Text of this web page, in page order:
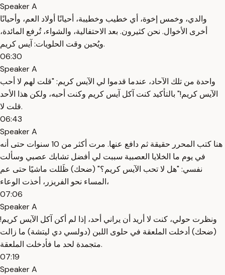
Speaker A
والدي، وخمس إخوة، أي خطيب وخطيبة، أحيانًا أولاد العم، وأحيانًا
أخرى الأخوال. نحن كثيرون. بعد الاحتفالية، والشواء، تُرفع المائدة،
ويُحين وقت الحلويات: آيس كريم.
06:30
Speaker A
واحدة من تلك الآحاد، عندما قدموا لي الآيس كريم: "قلت لهم لا أحب
الآيس كريم!" بالتأكيد كنت آكل آيس كريم وكنت أحبه، ولكن هذا الأحد
قلت لا.
06:43
Speaker A
هنا كتب المحرر حقيقة ثم دافع عنها. مرت أكثر من 10 سنوات حتى أنه
في يوم ما الخلايا العصبية سببت لي أفضل تشابك عصبي وسألت
نفسي: "هل لا تحب الآيس كريم؟" (ضحك) ظَللت ماشيًا حتى عم
المساء نحو الفريزر، أخذت الوعاء،
07:06
Speaker A
ونظرت حولي، كنت لا أريد أن يراني أحد، إذا لم أكن آكل الآيس كريم!
(ضحك) أدخلت الملعقة في حلوى اللبن (دولسي دي ليتشة) ما زالت
متجمدة لحد ما فأدخلت الملعقة.
07:19
Speaker A